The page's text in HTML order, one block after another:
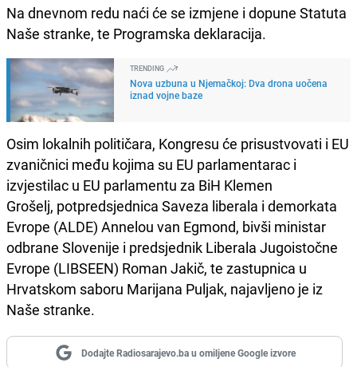
Na dnevnom redu naći će se izmjene i dopune Statuta
Naše stranke, te Programska deklaracija.
TRENDING
Nova uzbuna u Njemačkoj: Dva drona uočena
iznad vojne baze
Osim lokalnih političara, Kongresu će prisustvovati i EU
zvaničnici među kojima su EU parlamentarac i
izvjestilac u EU parlamentu za BiH Klemen
Grošelj, potpredsjednica Saveza liberala i demorkata
Evrope (ALDE) Annelou van Egmond, bivši ministar
odbrane Slovenije i predsjednik Liberala Jugoistočne
Evrope (LIBSEEN) Roman Jakič, te zastupnica u
Hrvatskom saboru Marijana Puljak, najavljeno je iz
Naše stranke.
Dodajte Radiosarajevo.ba u omiljene Google izvore